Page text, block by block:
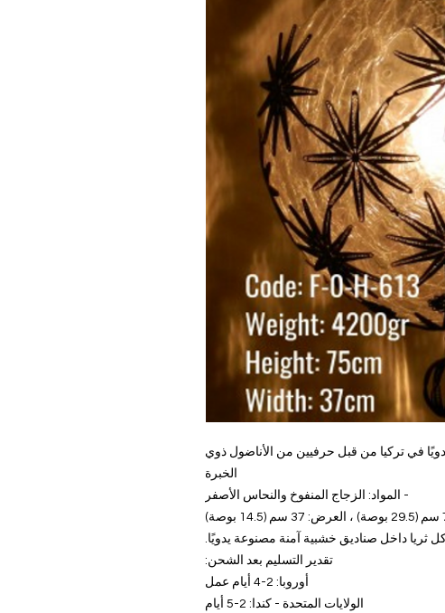
يدويًا في تركيا من قبل حرفيين من الأناضول ذوي
الخبرة
- المواد: الزجاج المنفوخ والنحاس الأصفر
تقدير التسليم بعد الشحن:
أوروبا: 2-4 أيام عمل
الولايات المتحدة - كندا: 2-5 أيام